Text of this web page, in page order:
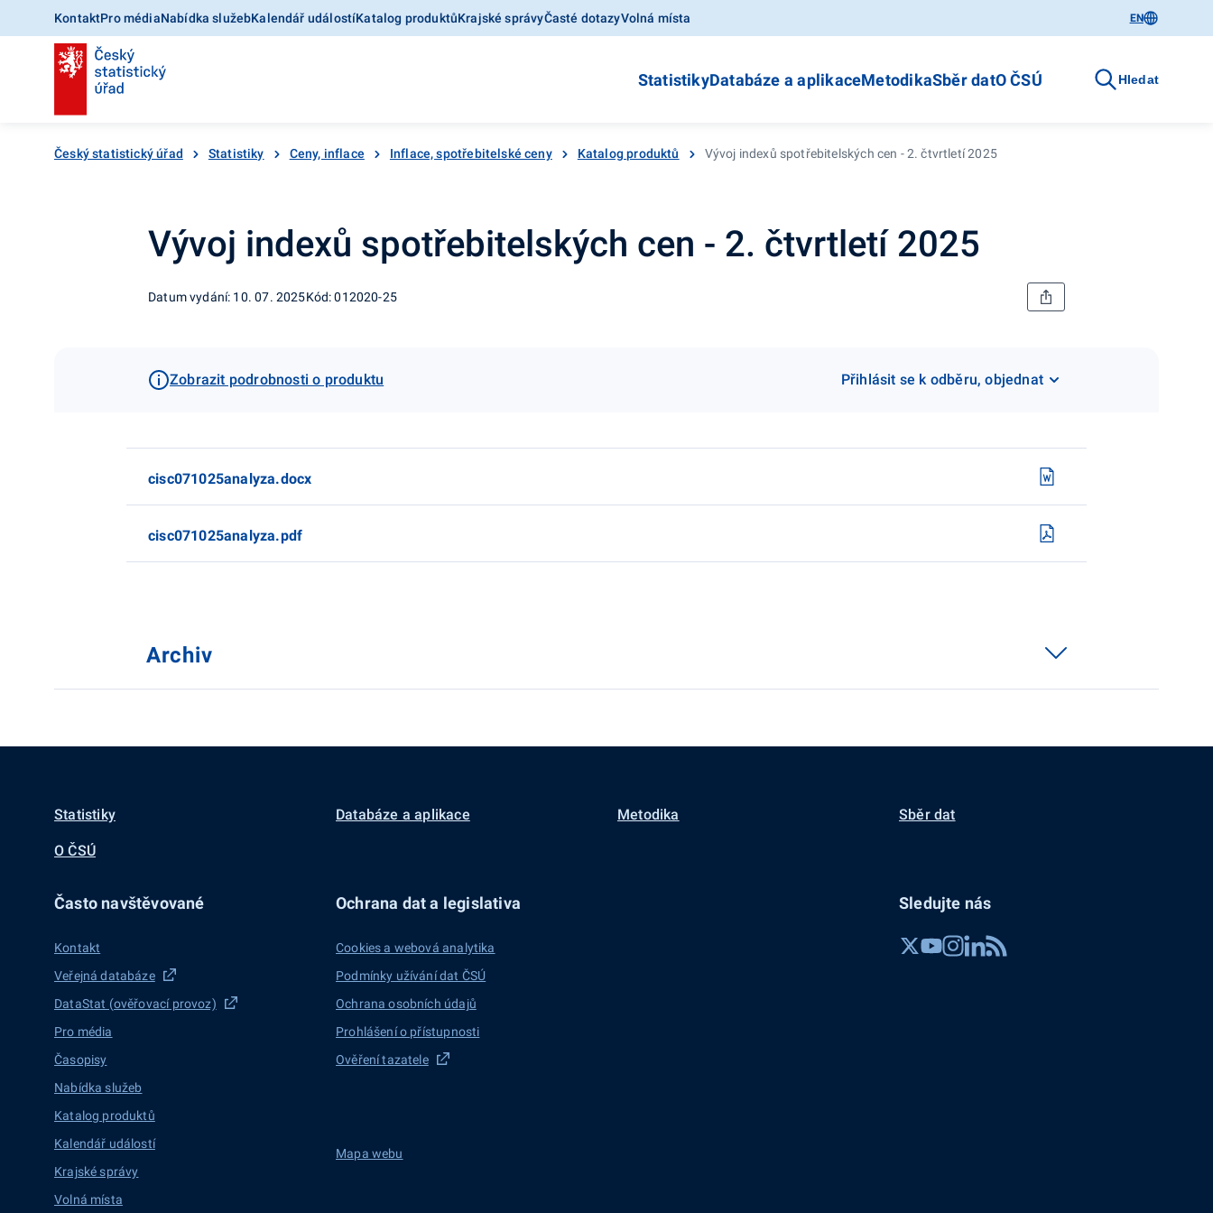
KontaktPro médiaNabídka služebKalendář událostíKatalog produktůKrajské správyČasté dotazyVolná místa EN
StatistikyDatabáze a aplikaceMetodikaSběr datO ČSÚ Hledat
Český statistický úřad Statistiky Ceny, inflace Inflace, spotřebitelské ceny Katalog produktů Vývoj indexů spotřebitelských cen - 2. čtvrtletí 2025
Vývoj indexů spotřebitelských cen - 2. čtvrtletí 2025
Datum vydání: 10. 07. 2025Kód: 012020-25
Zobrazit podrobnosti o produktu Přihlásit se k odběru, objednat
cisc071025analyza.docx
cisc071025analyza.pdf
Archiv
Statistiky Databáze a aplikace Metodika Sběr dat
O ČSÚ
Často navštěvované
Kontakt
Veřejná databáze
DataStat (ověřovací provoz)
Pro média
Časopisy
Nabídka služeb
Katalog produktů
Kalendář událostí
Krajské správy
Volná místa
Ochrana dat a legislativa
Cookies a webová analytika
Podmínky užívání dat ČSÚ
Ochrana osobních údajů
Prohlášení o přístupnosti
Ověření tazatele
Mapa webu
Sledujte nás